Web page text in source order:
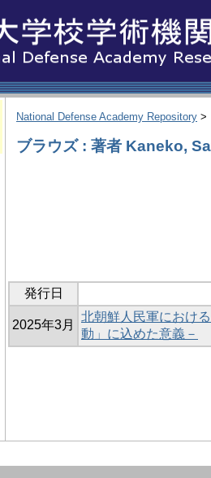
National Defense Academy Repository >
ブラウズ : 著者 Kaneko,
発行日
2025年3月
北朝鮮人民軍におけ
動」に込めた意義－